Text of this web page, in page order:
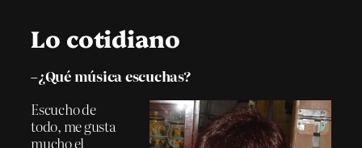
Lo cotidiano
–¿Qué música escuchas?
Escucho de
todo, me gusta
mucho el